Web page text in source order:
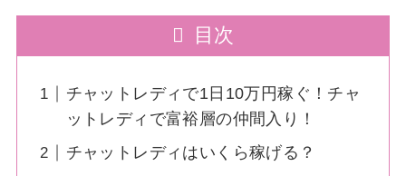
目次
チャットレディで1日10万円稼ぐ！チャ
ットレディで富裕層の仲間入り！
チャットレディはいくら稼げる？